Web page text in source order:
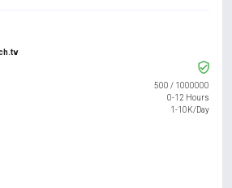
500 / 1000000
0-12 Hours
1-10K/Day